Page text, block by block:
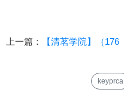
上一篇： 【清茗学院】（176
keyprca